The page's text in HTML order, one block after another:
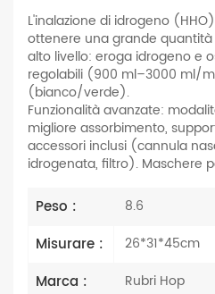
L'inalazione di idrogeno
ottenere una grande quantità
alto livello: eroga idrogeno e
regolabili (900 ml–3000 ml/
(bianco/verde).
Funzionalità avanzate:
migliore assorbimento,
accessori inclusi (cannula
idrogenata, filtro). Maschere
Peso : 8.6
Misurare : 26*31*45cm
Marca : Rubri Hop